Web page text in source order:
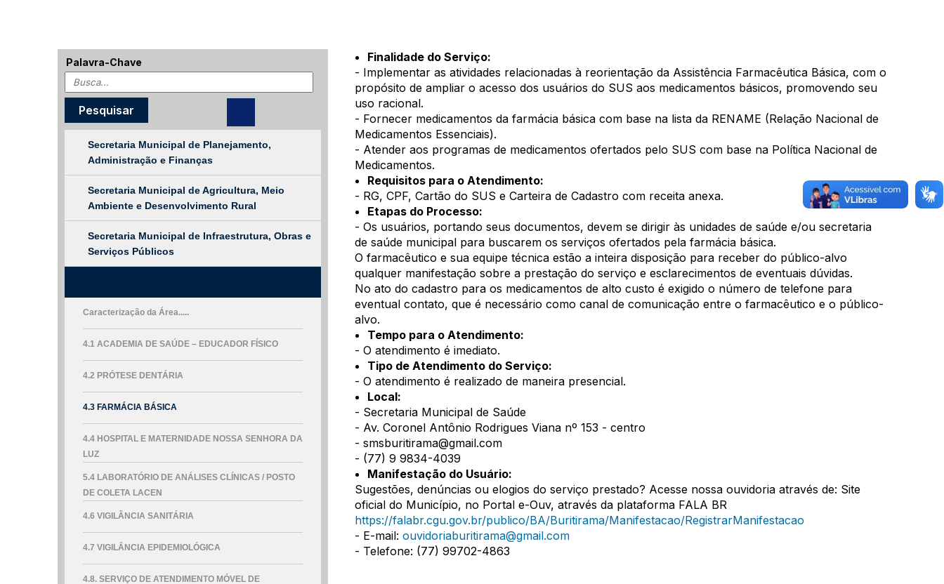
Palavra-Chave
Secretaria Municipal de Planejamento,
Administração e Finanças
Secretaria Municipal de Agricultura, Meio
Ambiente e Desenvolvimento Rural
Secretaria Municipal de Infraestrutura, Obras e
Serviços Públicos
Caracterização da Área.....
4.1 ACADEMIA DE SAÚDE – EDUCADOR FÍSICO
4.2 PRÓTESE DENTÁRIA
4.3 FARMÁCIA BÁSICA
4.4 HOSPITAL E MATERNIDADE NOSSA SENHORA DA
LUZ
5.4 LABORATÓRIO DE ANÁLISES CLÍNICAS / POSTO
DE COLETA LACEN
4.6 VIGILÂNCIA SANITÁRIA
4.7 VIGILÂNCIA EPIDEMIOLÓGICA
4.8. SERVIÇO DE ATENDIMENTO MÓVEL DE
Finalidade do Serviço:
- Implementar as atividades relacionadas à reorientação da Assistência Farmacêutica Básica, com o
propósito de ampliar o acesso dos usuários do SUS aos medicamentos básicos, promovendo seu
uso racional.
- Fornecer medicamentos da farmácia básica com base na lista da RENAME (Relação Nacional de
Medicamentos Essenciais).
- Atender aos programas de medicamentos ofertados pelo SUS com base na Política Nacional de
Medicamentos.
Requisitos para o Atendimento:
- RG, CPF, Cartão do SUS e Carteira de Cadastro com receita anexa.
Etapas do Processo:
- Os usuários, portando seus documentos, devem se dirigir às unidades de saúde e/ou secretaria
de saúde municipal para buscarem os serviços ofertados pela farmácia básica.
O farmacêutico e sua equipe técnica estão a inteira disposição para receber do público-alvo
qualquer manifestação sobre a prestação do serviço e esclarecimentos de eventuais dúvidas.
No ato do cadastro para os medicamentos de alto custo é exigido o número de telefone para
eventual contato, que é necessário como canal de comunicação entre o farmacêutico e o público-
alvo.
Tempo para o Atendimento:
- O atendimento é imediato.
Tipo de Atendimento do Serviço:
- O atendimento é realizado de maneira presencial.
Local:
- Secretaria Municipal de Saúde
- Av. Coronel Antônio Rodrigues Viana nº 153 - centro
- smsburitirama@gmail.com
- (77) 9 9834-4039
Manifestação do Usuário:
Sugestões, denúncias ou elogios do serviço prestado? Acesse nossa ouvidoria através de: Site
oficial do Município, no Portal e-Ouv, através da plataforma FALA BR
https://falabr.cgu.gov.br/publico/BA/Buritirama/Manifestacao/RegistrarManifestacao
- E-mail: ouvidoriaburitirama@gmail.com
- Telefone: (77) 99702-4863